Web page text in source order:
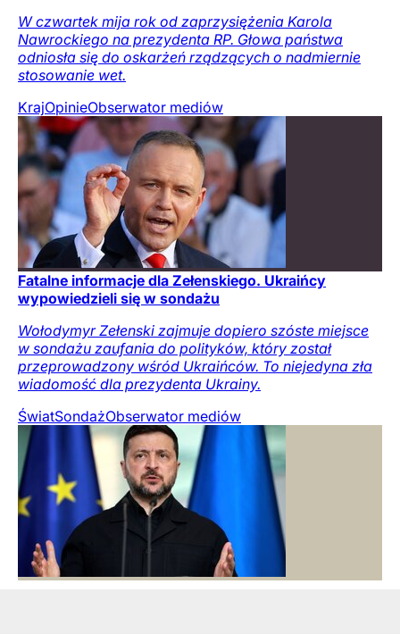
W czwartek mija rok od zaprzysiężenia Karola
Nawrockiego na prezydenta RP. Głowa państwa
odniosła się do oskarżeń rządzących o nadmiernie
stosowanie wet.
KrajOpinieObserwator mediów
Fatalne informacje dla Zełenskiego. Ukraińcy
wypowiedzieli się w sondażu
Wołodymyr Zełenski zajmuje dopiero szóste miejsce
w sondażu zaufania do polityków, który został
przeprowadzony wśród Ukraińców. To niejedyna zła
wiadomość dla prezydenta Ukrainy.
ŚwiatSondażObserwator mediów